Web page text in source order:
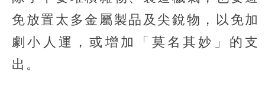
免放置太多金屬製品及尖銳物，以免加
劇小人運，或增加「莫名其妙」的支
出。